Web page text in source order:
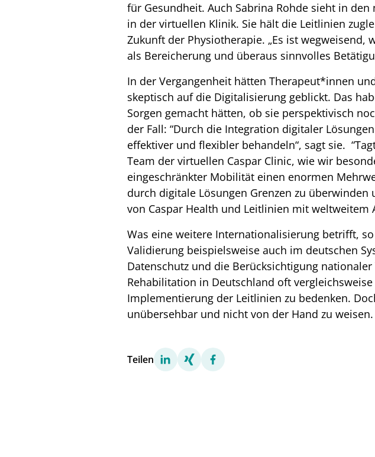
für Gesundheit. Auch Sabrina Rohde sieht in
in der virtuellen Klinik. Sie hält die Leitlinien
Zukunft der Physiotherapie. „Es ist
als Bereicherung und überaus sinnvolles
In der Vergangenheit hätten Therapeut*innen
skeptisch auf die Digitalisierung geblickt. Das
Sorgen gemacht hätten, ob sie perspektivisch
der Fall: “Durch die Integration digitaler
effektiver und flexibler behandeln“, sagt sie.
Team der virtuellen Caspar Clinic, wie wir
eingeschränkter Mobilität einen enormen
durch digitale Lösungen Grenzen zu
von Caspar Health und Leitlinien mit weltweitem
Was eine weitere Internationalisierung betrifft,
Validierung beispielsweise auch im deutschen
Datenschutz und die Berücksichtigung
Rehabilitation in Deutschland oft
Implementierung der Leitlinien zu bedenken.
unübersehbar und nicht von der Hand zu weisen.
Teilen